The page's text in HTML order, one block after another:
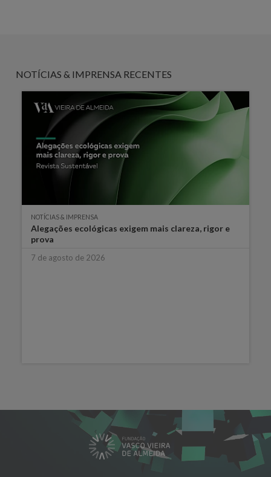
NOTÍCIAS & IMPRENSA RECENTES
NOTÍCIAS & IMPRENSA
Alegações ecológicas exigem mais clareza, rigor e
prova
7 de agosto de 2026